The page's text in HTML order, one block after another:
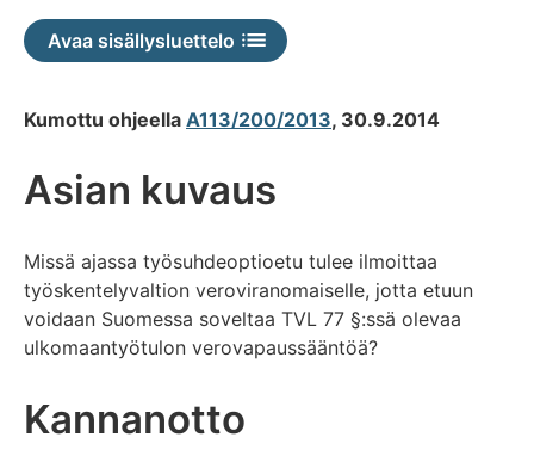
saatavilla
Avaa sisällysluettelo
Kumottu ohjeella A113/200/2013, 30.9.2014
Asian kuvaus
Missä ajassa työsuhdeoptioetu tulee ilmoittaa
työskentelyvaltion veroviranomaiselle, jotta etuun
voidaan Suomessa soveltaa TVL 77 §:ssä olevaa
ulkomaantyötulon verovapaussääntöä?
Kannanotto